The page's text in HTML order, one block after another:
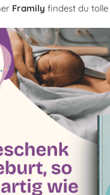
Framily findest du tolle